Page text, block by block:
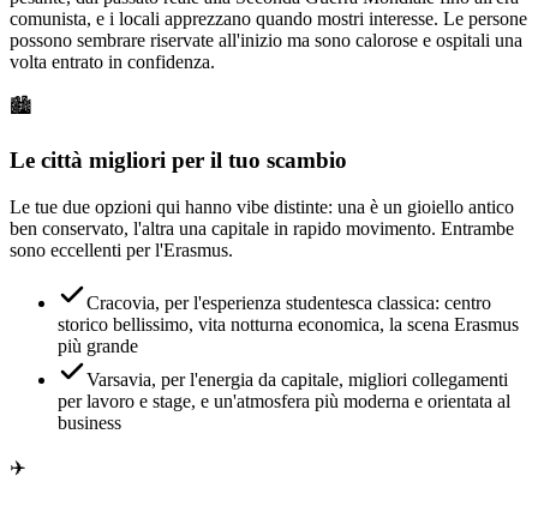
comunista, e i locali apprezzano quando mostri interesse. Le persone
possono sembrare riservate all'inizio ma sono calorose e ospitali una
volta entrato in confidenza.
🏙️
Le città migliori per il tuo scambio
Le tue due opzioni qui hanno vibe distinte: una è un gioiello antico
ben conservato, l'altra una capitale in rapido movimento. Entrambe
sono eccellenti per l'Erasmus.
Cracovia, per l'esperienza studentesca classica: centro
storico bellissimo, vita notturna economica, la scena Erasmus
più grande
Varsavia, per l'energia da capitale, migliori collegamenti
per lavoro e stage, e un'atmosfera più moderna e orientata al
business
✈️